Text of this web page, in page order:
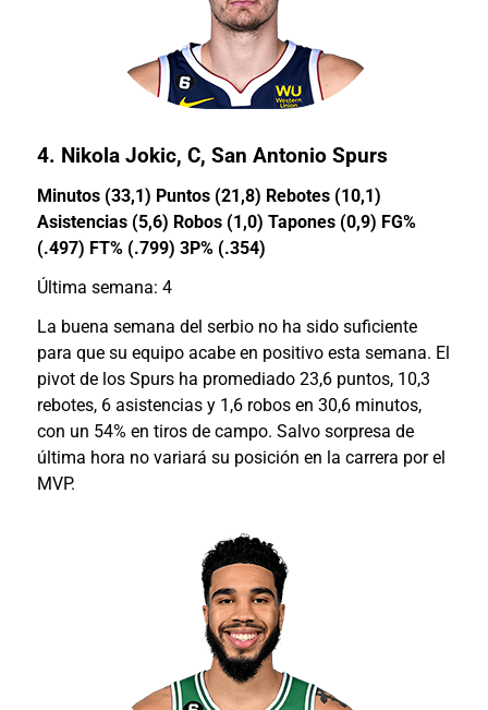
4. Nikola Jokic, C, San Antonio Spurs
Minutos (33,1) Puntos (21,8) Rebotes (10,1)
Asistencias (5,6) Robos (1,0) Tapones (0,9) FG%
(.497) FT% (.799) 3P% (.354)
Última semana: 4
La buena semana del serbio no ha sido suficiente
para que su equipo acabe en positivo esta semana. El
pivot de los Spurs ha promediado 23,6 puntos, 10,3
rebotes, 6 asistencias y 1,6 robos en 30,6 minutos,
con un 54% en tiros de campo. Salvo sorpresa de
última hora no variará su posición en la carrera por el
MVP.